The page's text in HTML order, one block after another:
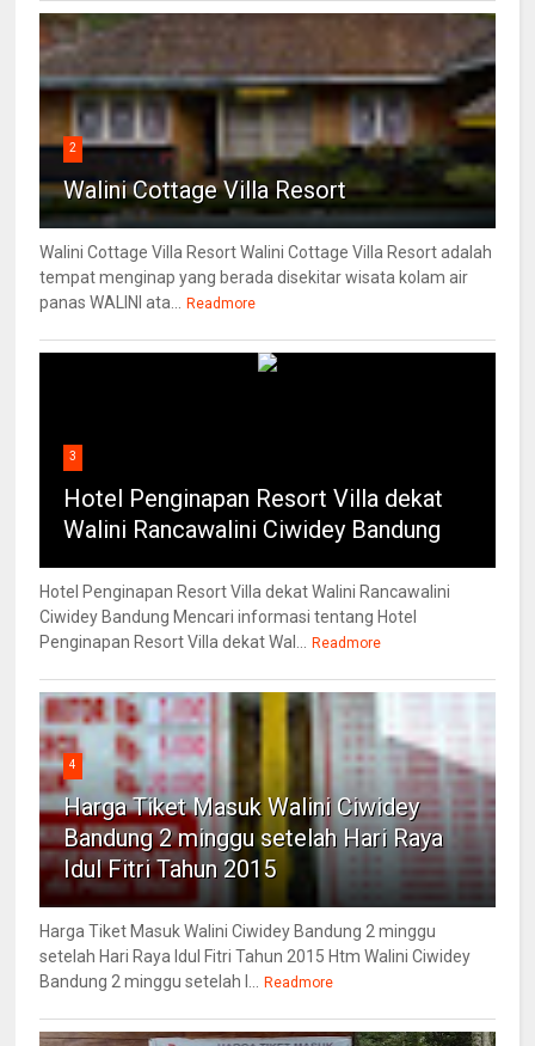
2
Walini Cottage Villa Resort
Walini Cottage Villa Resort Walini Cottage Villa Resort adalah
tempat menginap yang berada disekitar wisata kolam air
panas WALINI ata...
Readmore
3
Hotel Penginapan Resort Villa dekat
Walini Rancawalini Ciwidey Bandung
Hotel Penginapan Resort Villa dekat Walini Rancawalini
Ciwidey Bandung Mencari informasi tentang Hotel
Penginapan Resort Villa dekat Wal...
Readmore
4
Harga Tiket Masuk Walini Ciwidey
Bandung 2 minggu setelah Hari Raya
Idul Fitri Tahun 2015
Harga Tiket Masuk Walini Ciwidey Bandung 2 minggu
setelah Hari Raya Idul Fitri Tahun 2015 Htm Walini Ciwidey
Bandung 2 minggu setelah l...
Readmore